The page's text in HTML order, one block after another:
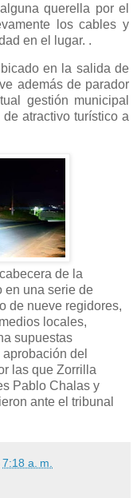
querella por el
los cables y
en el lugar. .
en la salida de
además de parador
gestión municipal
atractivo turístico a
de la
en una serie de
de nueve regidores,
locales,
supuestas
del
las que Zorrilla
Pablo Chalas y
ante el tribunal
7:18 a. m.